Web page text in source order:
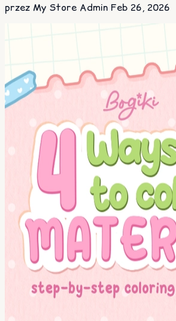
przez My Store Admin Feb 26, 2026